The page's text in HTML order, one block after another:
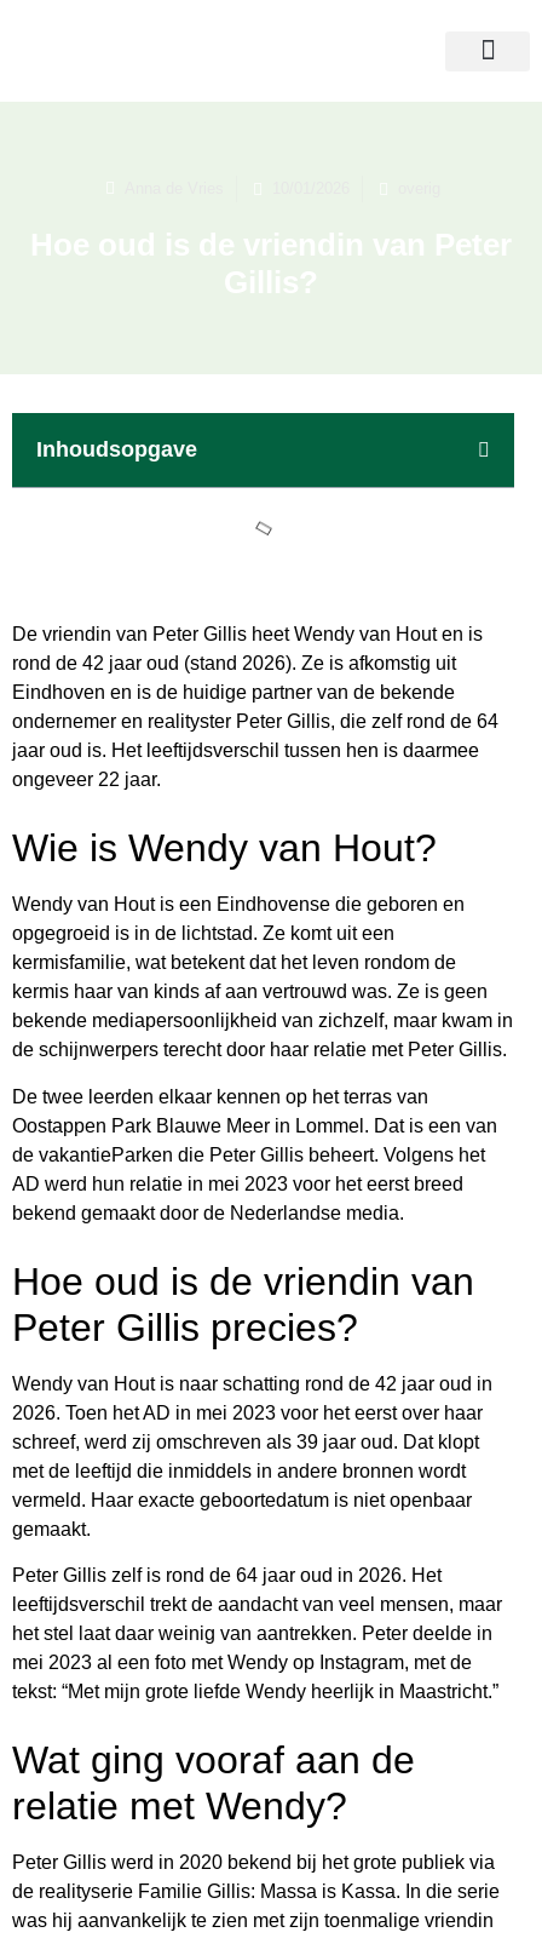
Inhoudsopgave
De vriendin van Peter Gillis heet Wendy van Hout en is
rond de 42 jaar oud (stand 2026). Ze is afkomstig uit
Eindhoven en is de huidige partner van de bekende
ondernemer en realityster Peter Gillis, die zelf rond de 64
jaar oud is. Het leeftijdsverschil tussen hen is daarmee
ongeveer 22 jaar.
Wie is Wendy van Hout?
Wendy van Hout is een Eindhovense die geboren en
opgegroeid is in de lichtstad. Ze komt uit een
kermisfamilie, wat betekent dat het leven rondom de
kermis haar van kinds af aan vertrouwd was. Ze is geen
bekende mediapersoonlijkheid van zichzelf, maar kwam in
de schijnwerpers terecht door haar relatie met Peter Gillis.
De twee leerden elkaar kennen op het terras van
Oostappen Park Blauwe Meer in Lommel. Dat is een van
de vakantieParken die Peter Gillis beheert. Volgens het
AD werd hun relatie in mei 2023 voor het eerst breed
bekend gemaakt door de Nederlandse media.
Hoe oud is de vriendin van
Peter Gillis precies?
Wendy van Hout is naar schatting rond de 42 jaar oud in
2026. Toen het AD in mei 2023 voor het eerst over haar
schreef, werd zij omschreven als 39 jaar oud. Dat klopt
met de leeftijd die inmiddels in andere bronnen wordt
vermeld. Haar exacte geboortedatum is niet openbaar
gemaakt.
Peter Gillis zelf is rond de 64 jaar oud in 2026. Het
leeftijdsverschil trekt de aandacht van veel mensen, maar
het stel laat daar weinig van aantrekken. Peter deelde in
mei 2023 al een foto met Wendy op Instagram, met de
tekst: “Met mijn grote liefde Wendy heerlijk in Maastricht.”
Wat ging vooraf aan de
relatie met Wendy?
Peter Gillis werd in 2020 bekend bij het grote publiek via
de realityserie Familie Gillis: Massa is Kassa. In die serie
was hij aanvankelijk te zien met zijn toenmalige vriendin